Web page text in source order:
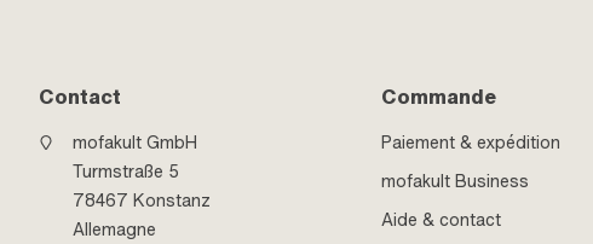
Contact
mofakult GmbH
Turmstraße 5
78467 Konstanz
Allemagne
Commande
Paiement & expédition
mofakult Business
Aide & contact